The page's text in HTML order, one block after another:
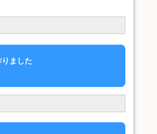
ました